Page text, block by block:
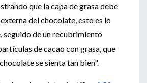
que la capa de grasa debe
del chocolate, esto es lo
seguido de un recubrimiento
de cacao con grasa, que
se sienta tan bien".